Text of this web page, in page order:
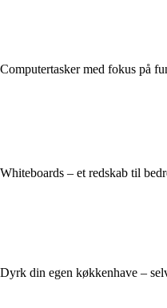
Computertasker med fokus på
Whiteboards – et redskab til
Dyrk din egen køkkenhave –